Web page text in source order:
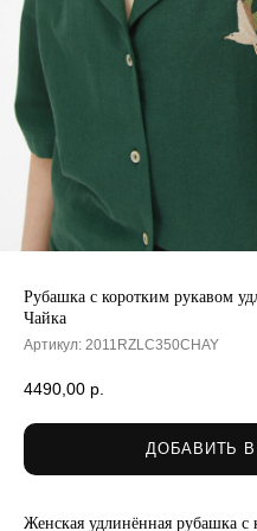
Рубашка с коротким рукавом
Чайка
Артикул: 2011RZLC350CHAY
4490,00 р.
ДОБАВИТЬ
Женская удлинённая рубашка